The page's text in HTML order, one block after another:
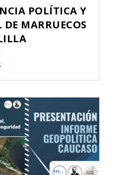
POLÍTICA Y
DE MARRUECOS